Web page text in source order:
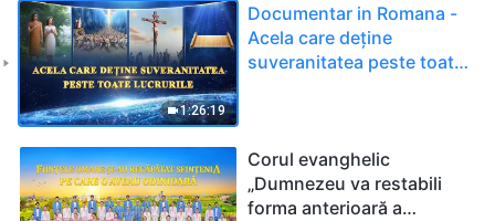
1:26:19
Documentar in Romana -
Acela care deține
suveranitatea peste toate
putere a lui Dumnezeu
Corul evanghelic
„Dumnezeu va restabili
forma anterioară a